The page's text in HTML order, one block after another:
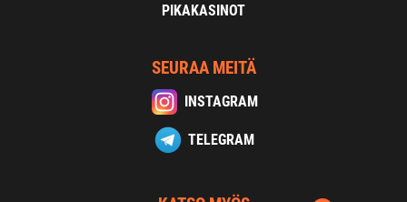
PIKAKASINOT
SEURAA MEITÄ
INSTAGRAM
TELEGRAM